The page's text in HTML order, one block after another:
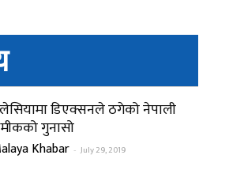
डिएक्सनले ठगेको नेपाली
गुनासो
Khabar - July 29, 2019